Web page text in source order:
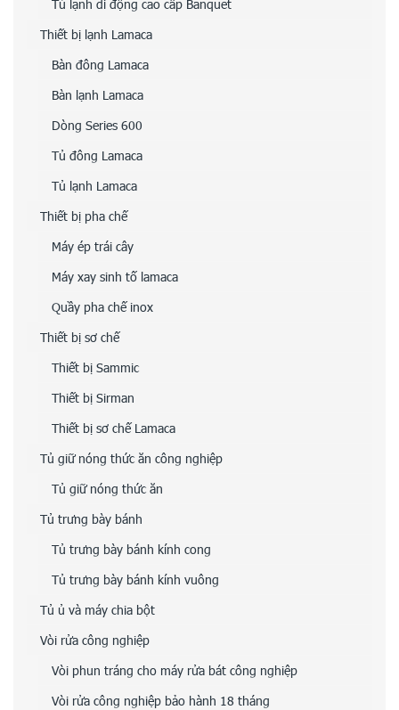
Tủ lạnh di động cao cấp Banquet
Thiết bị lạnh Lamaca
Bàn đông Lamaca
Bàn lạnh Lamaca
Dòng Series 600
Tủ đông Lamaca
Tủ lạnh Lamaca
Thiết bị pha chế
Máy ép trái cây
Máy xay sinh tố lamaca
Quầy pha chế inox
Thiết bị sơ chế
Thiết bị Sammic
Thiết bị Sirman
Thiết bị sơ chế Lamaca
Tủ giữ nóng thức ăn công nghiệp
Tủ giữ nóng thức ăn
Tủ trưng bày bánh
Tủ trưng bày bánh kính cong
Tủ trưng bày bánh kính vuông
Tủ ủ và máy chia bột
Vòi rửa công nghiệp
Vòi phun tráng cho máy rửa bát công nghiệp
Vòi rửa công nghiệp bảo hành 18 tháng